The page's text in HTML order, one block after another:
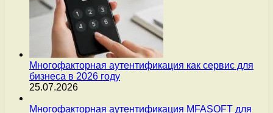
Многофакторная аутентификация как сервис для
бизнеса в 2026 году
25.07.2026
Многофакторная аутентификация MFASOFT для